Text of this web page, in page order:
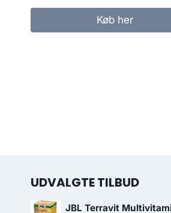
Køb her
UDVALGTE TILBUD
JBL Terravit